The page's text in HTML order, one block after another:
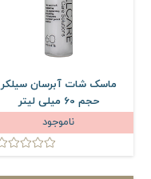
ماسک شات آبرسان سیلکر
حجم 60 میلی لیتر
ناموجود